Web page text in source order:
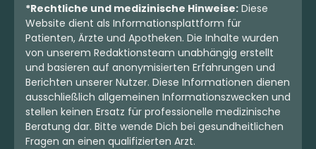
*Rechtliche und medizinische Hinweise: Diese
Website dient als Informationsplattform für
Patienten, Ärzte und Apotheken. Die Inhalte wurden
von unserem Redaktionsteam unabhängig erstellt
und basieren auf anonymisierten Erfahrungen und
Berichten unserer Nutzer. Diese Informationen dienen
ausschließlich allgemeinen Informationszwecken und
stellen keinen Ersatz für professionelle medizinische
Beratung dar. Bitte wende Dich bei gesundheitlichen
Fragen an einen qualifizierten Arzt.